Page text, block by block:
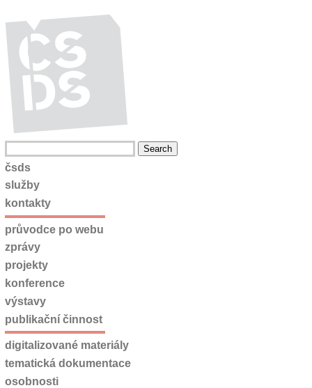
čsds
služby
kontakty
průvodce po webu
zprávy
projekty
konference
výstavy
publikační činnost
digitalizované materiály
tematická dokumentace
osobnosti